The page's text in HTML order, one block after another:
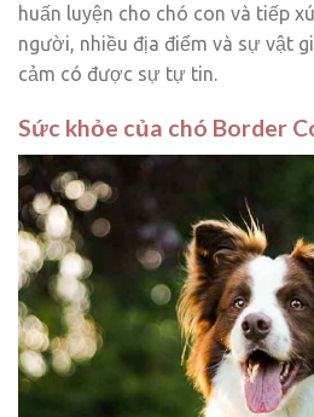
huấn luyện cho chó con và tiếp
người, nhiều địa điểm và sự vật
cảm có được sự tự tin.
Sức khỏe của chó Border